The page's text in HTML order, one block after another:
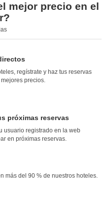
mejor precio en el
regístrate y haz tus reservas
precios.
próximas reservas
usuario registrado en la web
en próximas reservas.
más del 90 % de nuestros hoteles.